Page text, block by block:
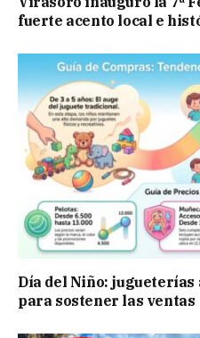
fuerte acento local e
Día del Niño:
para sostener las ventas